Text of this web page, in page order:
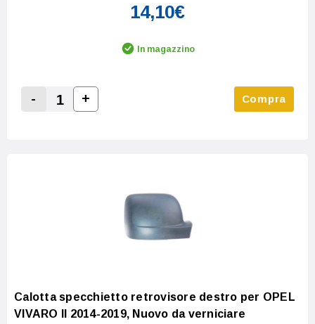
14,10€
In magazzino
Decrease Quantity:
-
Increase Quantity:
+ Compra
Calotta specchietto retrovisore destro per OPEL
VIVARO II 2014-2019, Nuovo da verniciare